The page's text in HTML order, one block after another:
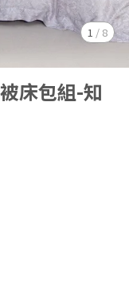
1 / 8
床包組-知